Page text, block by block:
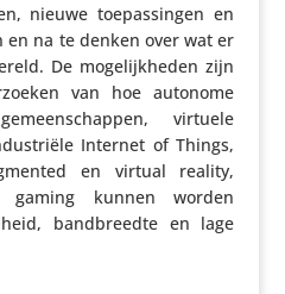
nieuwe toepas­singen en
na te denken over wat er
De moge­lijk­heden zijn
van hoe autonome
virtuele
Internet of Things,
en virtual reality,
kunnen worden
band­breedte en lage